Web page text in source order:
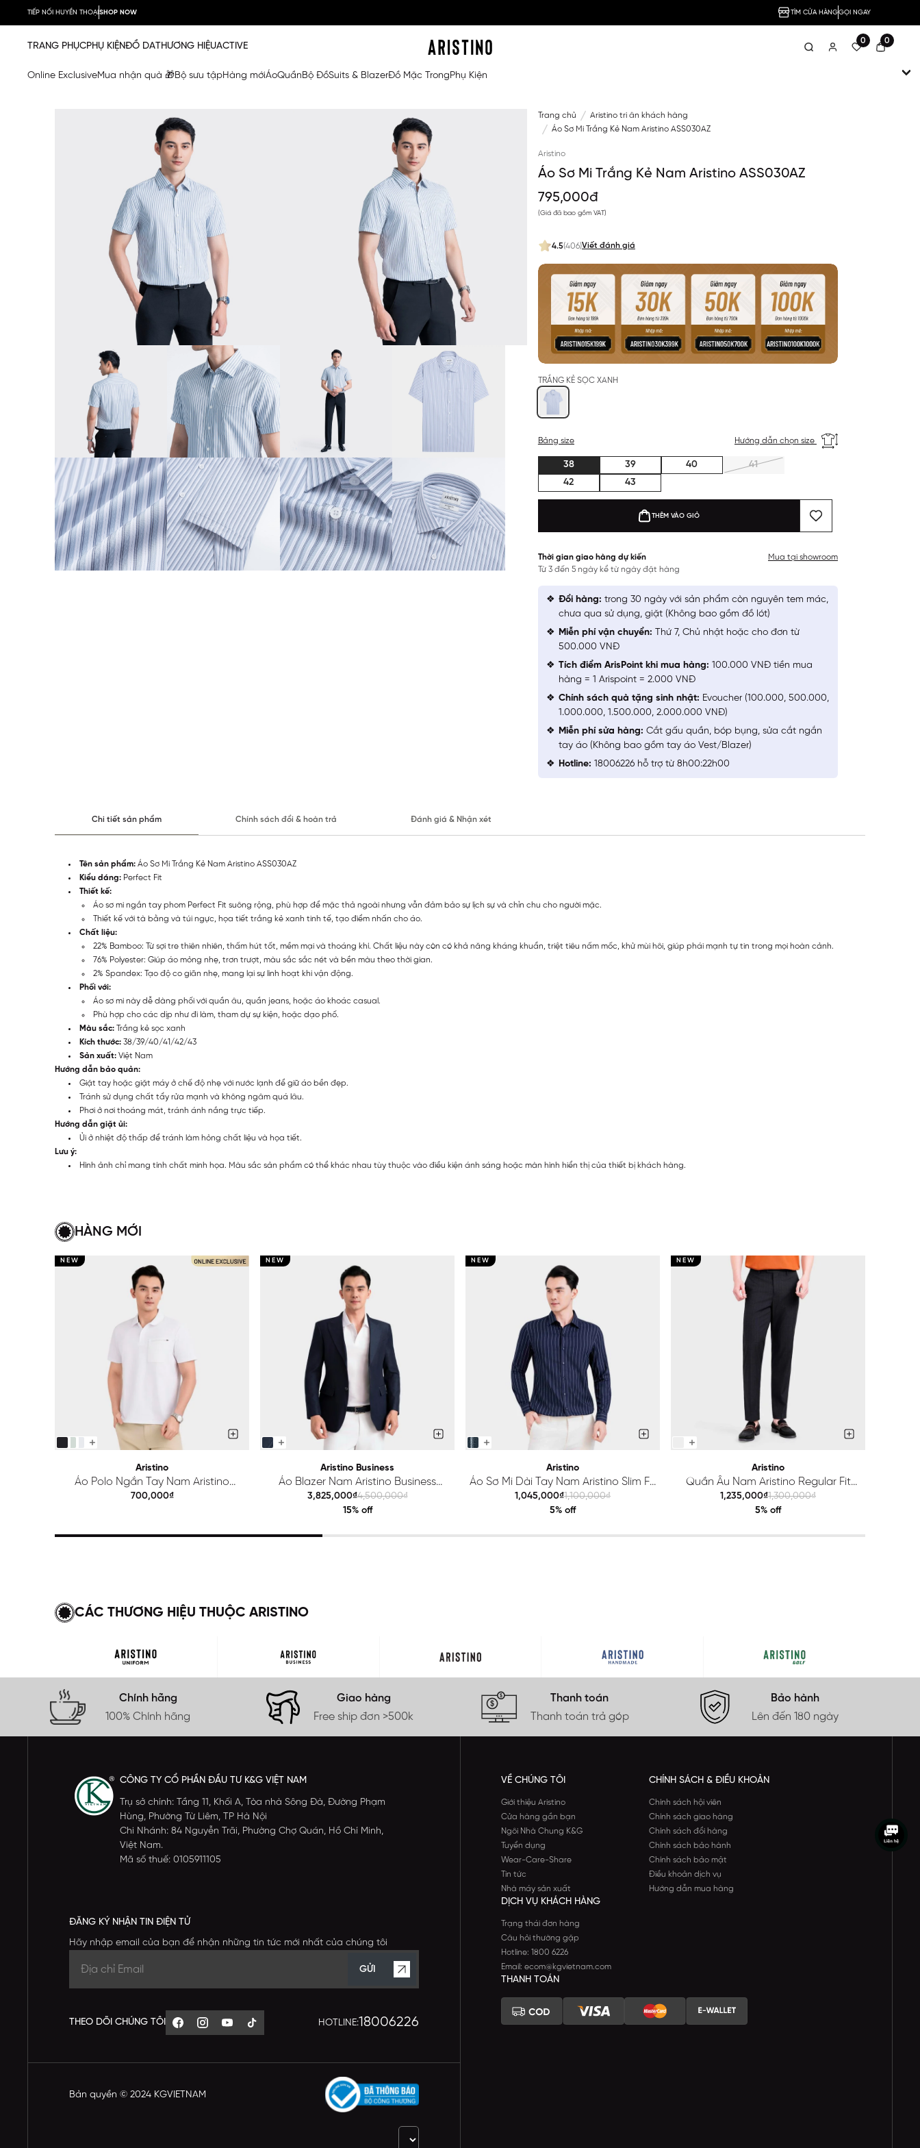
TIẾP NỐI HUYỀN THOẠISHOP NOW TÌM CỬA HÀNGGỌI NGAY
0 0
TRANG PHỤCPHỤ KIỆNĐỒ DATHƯƠNG HIỆUACTIVE
Online ExclusiveMua nhận quà 🎁Bộ sưu tậpHàng mớiÁoQuầnBộ ĐồSuits & BlazerĐồ Mặc TrongPhụ Kiện
Trang chủ
Aristino tri ân khách hàng
Áo Sơ Mi Trắng Kẻ Nam Aristino ASS030AZ
Aristino
Áo Sơ Mi Trắng Kẻ Nam Aristino ASS030AZ
795,000đ
(Giá đã bao gồm VAT)
4.5(406)Viết đánh giá
TRẮNG KẺ SỌC XANH
Bảng size Hướng dẫn chọn size
38 39 40
41
42
43
THÊM VÀO GIỎ
Thời gian giao hàng dự kiến
Từ 3 đến 5 ngày kể từ ngày đặt hàng
Mua tại showroom
Đổi hàng: trong 30 ngày với sản phẩm còn nguyên tem mác,
chưa qua sử dụng, giặt (Không bao gồm đồ lót)
Miễn phí vận chuyển: Thứ 7, Chủ nhật hoặc cho đơn từ
500.000 VNĐ
Tích điểm ArisPoint khi mua hàng: 100.000 VNĐ tiền mua
hàng = 1 Arispoint = 2.000 VNĐ
Chính sách quà tặng sinh nhật: Evoucher (100.000, 500.000,
1.000.000, 1.500.000, 2.000.000 VNĐ)
Miễn phí sửa hàng: Cắt gấu quần, bóp bụng, sửa cắt ngắn
tay áo (Không bao gồm tay áo Vest/Blazer)
Hotline: 18006226 hỗ trợ từ 8h00:22h00
Chi tiết sản phẩm Chính sách đổi & hoàn trả Đánh giá & Nhận xét
Tên sản phẩm: Áo Sơ Mi Trắng Kẻ Nam Aristino ASS030AZ
Kiểu dáng: Perfect Fit
Thiết kế:
Áo sơ mi ngắn tay phom Perfect Fit suông rộng, phù hợp để mặc thả ngoài nhưng vẫn đảm bảo sự lịch sự và chỉn chu cho người mặc.
Thiết kế với tà bằng và túi ngực, họa tiết trắng kẻ xanh tinh tế, tạo điểm nhấn cho áo.
Chất liệu:
22% Bamboo: Từ sợi tre thiên nhiên, thấm hút tốt, mềm mại và thoáng khí. Chất liệu này còn có khả năng kháng khuẩn, triệt tiêu nấm mốc, khử mùi hôi, giúp phái mạnh tự tin trong mọi hoàn cảnh.
76% Polyester: Giúp áo mỏng nhẹ, trơn trượt, màu sắc sắc nét và bền màu theo thời gian.
2% Spandex: Tạo độ co giãn nhẹ, mang lại sự linh hoạt khi vận động.
Phối với:
Áo sơ mi này dễ dàng phối với quần âu, quần jeans, hoặc áo khoác casual.
Phù hợp cho các dịp như đi làm, tham dự sự kiện, hoặc dạo phố.
Màu sắc: Trắng kẻ sọc xanh
Kích thước: 38/39/40/41/42/43
Sản xuất: Việt Nam
Hướng dẫn bảo quản:
Giặt tay hoặc giặt máy ở chế độ nhẹ với nước lạnh để giữ áo bền đẹp.
Tránh sử dụng chất tẩy rửa mạnh và không ngâm quá lâu.
Phơi ở nơi thoáng mát, tránh ánh nắng trực tiếp.
Hướng dẫn giặt ủi:
Ủi ở nhiệt độ thấp để tránh làm hỏng chất liệu và họa tiết.
Lưu ý:
Hình ảnh chỉ mang tính chất minh họa. Màu sắc sản phẩm có thể khác nhau tùy thuộc vào điều kiện ánh sáng hoặc màn hình hiển thị của thiết bị khách hàng.
HÀNG MỚI
NEW
Aristino
Áo Polo Ngắn Tay Nam Aristino
Regular APS615EDP01
700,000₫
NEW
Aristino Business
Áo Blazer Nam Aristino Business
Premio 1BZ201S0H2
3,825,000₫4,500,000₫
15% off
NEW
Aristino
Áo Sơ Mi Dài Tay Nam Aristino Slim Fit
ALS425S0H2
1,045,000₫1,100,000₫
5% off
NEW
Aristino
Quần Âu Nam Aristino Regular Fit
ATR203S0H2
1,235,000₫1,300,000₫
5% off
CÁC THƯƠNG HIỆU THUỘC ARISTINO
Chính hãng
100% Chính hãng
Giao hàng
Free ship đơn >500k
Thanh toán
Thanh toán trả góp
Bảo hành
Lên đến 180 ngày
CÔNG TY CỔ PHẦN ĐẦU TƯ K&G VIỆT NAM
Trụ sở chính: Tầng 11, Khối A, Tòa nhà Sông Đà, Đường Phạm
Hùng, Phường Từ Liêm, TP Hà Nội
Chi Nhánh: 84 Nguyễn Trãi, Phường Chợ Quán, Hồ Chí Minh,
Việt Nam.
Mã số thuế: 0105911105
ĐĂNG KÝ NHẬN TIN ĐIỆN TỬ
Hãy nhập email của bạn để nhận những tin tức mới nhất của chúng tôi
GỬI
THEO DÕI CHÚNG TÔI HOTLINE:18006226
VỀ CHÚNG TÔI
Giới thiệu Aristino
Cửa hàng gần bạn
Ngôi Nhà Chung K&G
Tuyển dụng
Wear-Care-Share
Tin tức
Nhà máy sản xuất
CHÍNH SÁCH & ĐIỀU KHOẢN
Chính sách hội viên
Chính sách giao hàng
Chính sách đổi hàng
Chính sách bảo hành
Chính sách bảo mật
Điều khoản dịch vụ
Hướng dẫn mua hàng
DỊCH VỤ KHÁCH HÀNG
Trạng thái đơn hàng
Câu hỏi thường gặp
Hotline: 1800 6226
Email: ecom@kgvietnam.com
THANH TOÁN
Bản quyền © 2024 KGVIETNAM